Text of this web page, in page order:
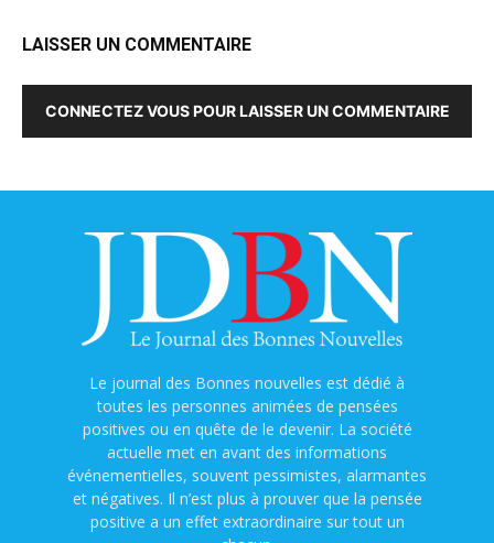
LAISSER UN COMMENTAIRE
CONNECTEZ VOUS POUR LAISSER UN COMMENTAIRE
Le journal des Bonnes nouvelles est dédié à
toutes les personnes animées de pensées
positives ou en quête de le devenir. La société
actuelle met en avant des informations
événementielles, souvent pessimistes, alarmantes
et négatives. Il n’est plus à prouver que la pensée
positive a un effet extraordinaire sur tout un